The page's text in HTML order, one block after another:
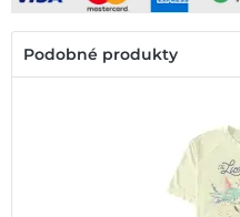
Podobné produkty